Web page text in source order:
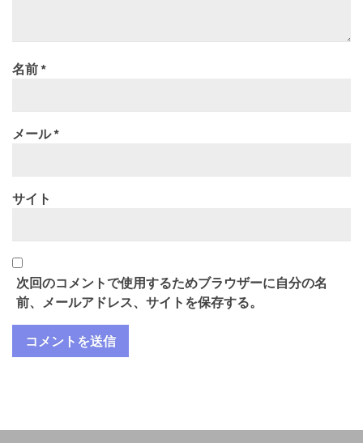
名前*
メール*
サイト
次回のコメントで使用するためブラウザーに自分の名
前、メールアドレス、サイトを保存する。